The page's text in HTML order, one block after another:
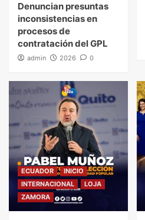
Denuncian presuntas
inconsistencias en
procesos de
contratación del GPL
admin 2026 0
ECUADOR
INICIO
INTERNACIONAL
LOJA
ZAMORA